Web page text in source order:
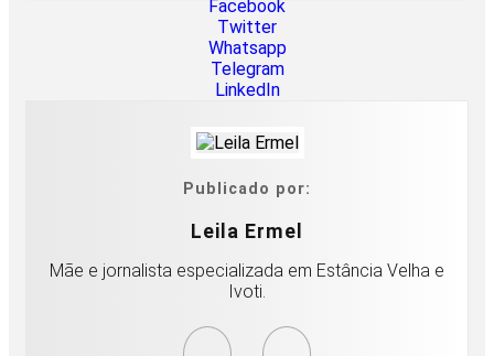
Facebook
Twitter
Whatsapp
Telegram
LinkedIn
Publicado por:
Leila Ermel
Mãe e jornalista especializada em Estância Velha e
Ivoti.